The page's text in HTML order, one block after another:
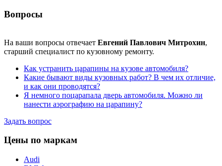
Вопросы
На ваши вопросы отвечает Евгений Павлович Митрохин,
старший специалист по кузовному ремонту.
Как устранить царапины на кузове автомобиля?
Какие бывают виды кузовных работ? В чем их отличие,
и как они проводятся?
Я немного поцарапала дверь автомобиля. Можно ли
нанести аэрографию на царапину?
Задать вопрос
Цены по маркам
Audi